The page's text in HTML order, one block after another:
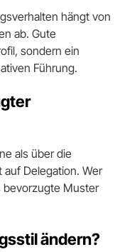
hängt von
ab. Gute
sondern ein
Führung.
als über die
Delegation. Wer
bevorzugte Muster
ändern?